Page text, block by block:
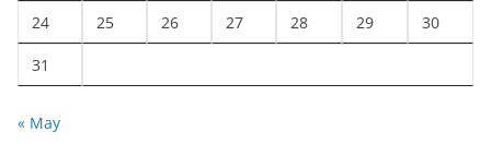
24 25 26 27 28 29 30
31
« May